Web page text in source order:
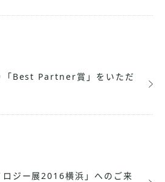
「Best Partner賞」をいただ
ロジー展2016横浜」へのご来